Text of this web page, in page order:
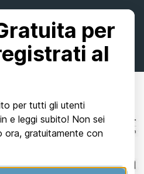
per
al
per tutti gli utenti
e leggi subito! Non sei
ora, gratuitamente con